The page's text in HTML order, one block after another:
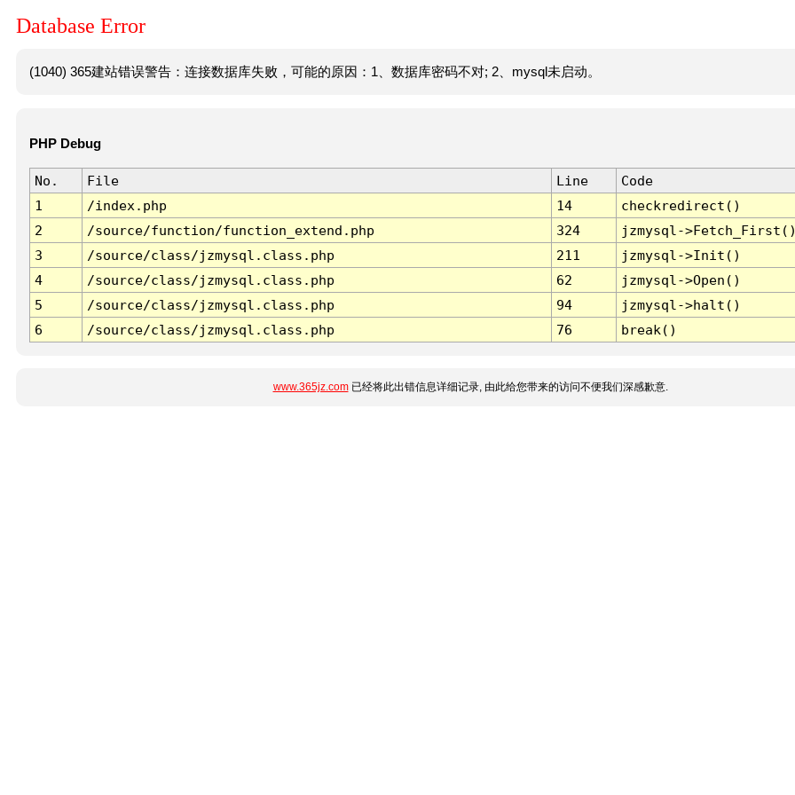
Database Error
(1040) 365建站错误警告：连接数据库失败，可能的原因：1、数据库密码不对; 2、mysql未启动。
PHP Debug
No. File Line
Code
1
/index.php 14
checkredirect()
2
/source/function/function_extend.php 324
jzmysql-
3
/source/class/jzmysql.class.php 211
jzmysql->Init()
4
/source/class/jzmysql.class.php 62
jzmysql->Open()
5
/source/class/jzmysql.class.php 94
jzmysql->halt()
6
/source/class/jzmysql.class.php 76 break()
www.365jz.com已经将此出错信息详细记录, 由此给您带来的访问不便我们深感歉意.